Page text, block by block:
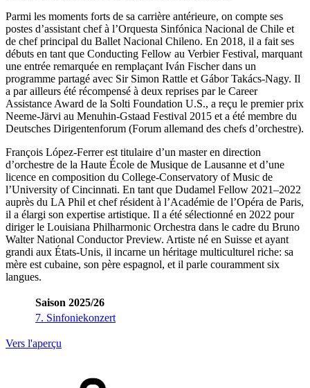
Parmi les moments forts de sa carrière antérieure, on compte ses
postes d’assistant chef à l’Orquesta Sinfónica Nacional de Chile et
de chef principal du Ballet Nacional Chileno. En 2018, il a fait ses
débuts en tant que Conducting Fellow au Verbier Festival, marquant
une entrée remarquée en remplaçant Iván Fischer dans un
programme partagé avec Sir Simon Rattle et Gábor Takács-Nagy. Il
a par ailleurs été récompensé à deux reprises par le Career
Assistance Award de la Solti Foundation U.S., a reçu le premier prix
Neeme-Järvi au Menuhin-Gstaad Festival 2015 et a été membre du
Deutsches Dirigentenforum (Forum allemand des chefs d’orchestre).
François López-Ferrer est titulaire d’un master en direction
d’orchestre de la Haute École de Musique de Lausanne et d’une
licence en composition du College-Conservatory of Music de
l’University of Cincinnati. En tant que Dudamel Fellow 2021–2022
auprès du LA Phil et chef résident à l’Académie de l’Opéra de Paris,
il a élargi son expertise artistique. Il a été sélectionné en 2022 pour
diriger le Louisiana Philharmonic Orchestra dans le cadre du Bruno
Walter National Conductor Preview. Artiste né en Suisse et ayant
grandi aux États-Unis, il incarne un héritage multiculturel riche: sa
mère est cubaine, son père espagnol, et il parle couramment six
langues.
Saison 2025/26
7. Sinfoniekonzert
Vers l'aperçu